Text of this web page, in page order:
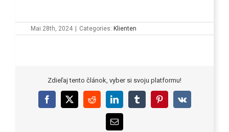
Mai 28th, 2024 | Categories: Klienten
Zdieľaj tento článok, vyber si svoju platformu!
Facebook
X RedditLinkedInTumblrPinterest
Vk
Email